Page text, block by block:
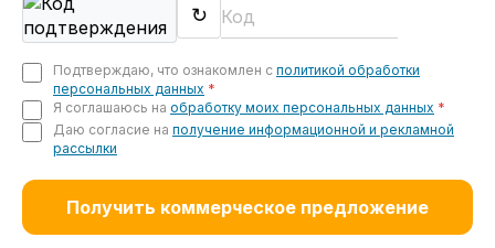
↻
Подтверждаю, что ознакомлен с политикой обработки
персональных данных *
Я соглашаюсь на обработку моих персональных данных *
Даю согласие на получение информационной и рекламной
рассылки
Получить коммерческое предложение